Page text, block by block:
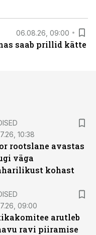
06.08.26, 09:00
saab prillid kätte
10:38
rootslane avastas
väga
kohast
09:00
arutleb
ravi piiramise